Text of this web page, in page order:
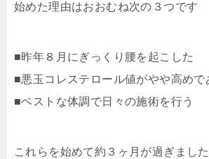
始めた理由はおおむね次の３つです
■昨年８月にぎっくり腰を起こした
■悪玉コレステロール値がやや高めで
■ベストな体調で日々の施術を行う
これらを始めて約３ヶ月が過ぎまし